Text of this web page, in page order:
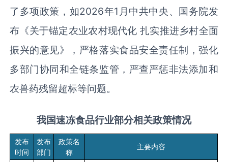
了多项政策，如2026年1月中共中央、国务院发
布《关于锚定农业农村现代化 扎实推进乡村全面
振兴的意见》，严格落实食品安全责任制，强化
多部门协同和全链条监管，严查严惩非法添加和
农兽药残留超标等问题。
我国速冻食品行业部分相关政策情况
发布
时间
发布
部门
政策名
称
主要内容